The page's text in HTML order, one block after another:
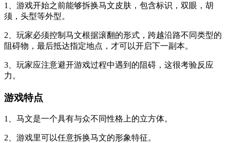
1、游戏开始之前能够拆换马文皮肤，包含标识，双眼，胡
须，头型等外型。
2、玩家必须控制马文根据滚翻的形式，跨越沿路不同类型的
阻碍物，最后抵达指定地点，才可以开启下一副本。
3、玩家应注意避开游戏过程中遇到的阻碍，这很考验反应
力。
游戏特点
1、马文是一个具有与众不同性格上的立方体。
2、游戏里可以任意拆换马文的形象特征。